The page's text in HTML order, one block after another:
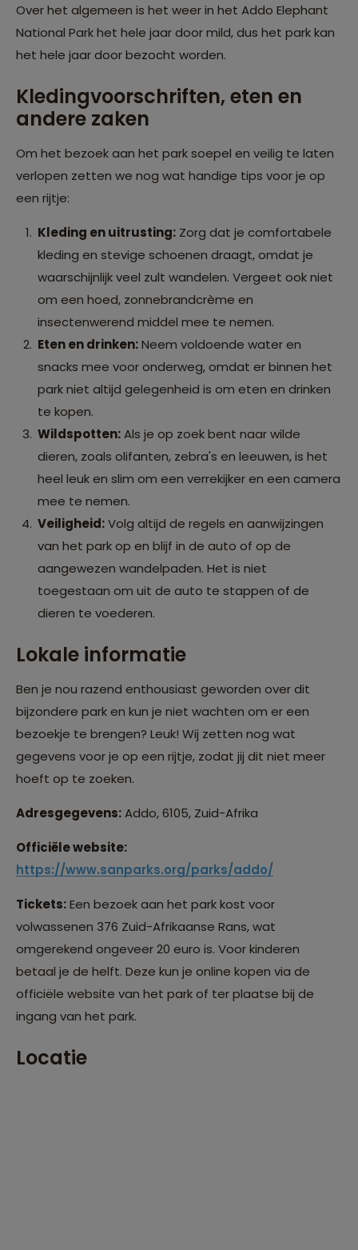
Over het algemeen is het weer in het Addo Elephant
National Park het hele jaar door mild, dus het park kan
het hele jaar door bezocht worden.
Kledingvoorschriften, eten en
andere zaken
Om het bezoek aan het park soepel en veilig te laten
verlopen zetten we nog wat handige tips voor je op
een rijtje:
Kleding en uitrusting: Zorg dat je comfortabele
kleding en stevige schoenen draagt, omdat je
waarschijnlijk veel zult wandelen. Vergeet ook niet
om een hoed, zonnebrandcrème en
insectenwerend middel mee te nemen.
Eten en drinken:Neem voldoende water en
snacks mee voor onderweg, omdat er binnen het
park niet altijd gelegenheid is om eten en drinken
te kopen.
Wildspotten:Als je op zoek bent naar wilde
dieren, zoals olifanten, zebra's en leeuwen, is het
heel leuk en slim om een verrekijker en een camera
mee te nemen.
Veiligheid:Volg altijd de regels en aanwijzingen
van het park op en blijf in de auto of op de
aangewezen wandelpaden. Het is niet
toegestaan om uit de auto te stappen of de
dieren te voederen.
Lokale informatie
Ben je nou razend enthousiast geworden over dit
bijzondere park en kun je niet wachten om er een
bezoekje te brengen? Leuk! Wij zetten nog wat
gegevens voor je op een rijtje, zodat jij dit niet meer
hoeft op te zoeken.
Adresgegevens:Addo, 6105, Zuid-Afrika
Officiële website:
https://www.sanparks.org/parks/addo/
Tickets:Een bezoek aan het park kost voor
volwassenen 376 Zuid-Afrikaanse Rans, wat
omgerekend ongeveer 20 euro is. Voor kinderen
betaal je de helft. Deze kun je online kopen via de
officiële website van het park of ter plaatse bij de
ingang van het park.
Locatie